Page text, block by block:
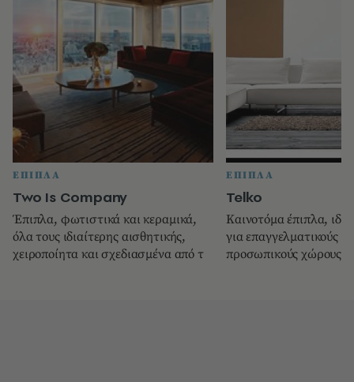
ΕΠΙΠΛΑ
Two Is Company
Έπιπλα, φωτιστικά και κεραμικά,
όλα τους ιδιαίτερης αισθητικής,
χειροποίητα και σχεδιασμένα από τ
ΕΠΙΠΛΑ
Telko
Καινοτόμα έπιπλα,
για επαγγελματικούς
προσωπικούς χώρους.